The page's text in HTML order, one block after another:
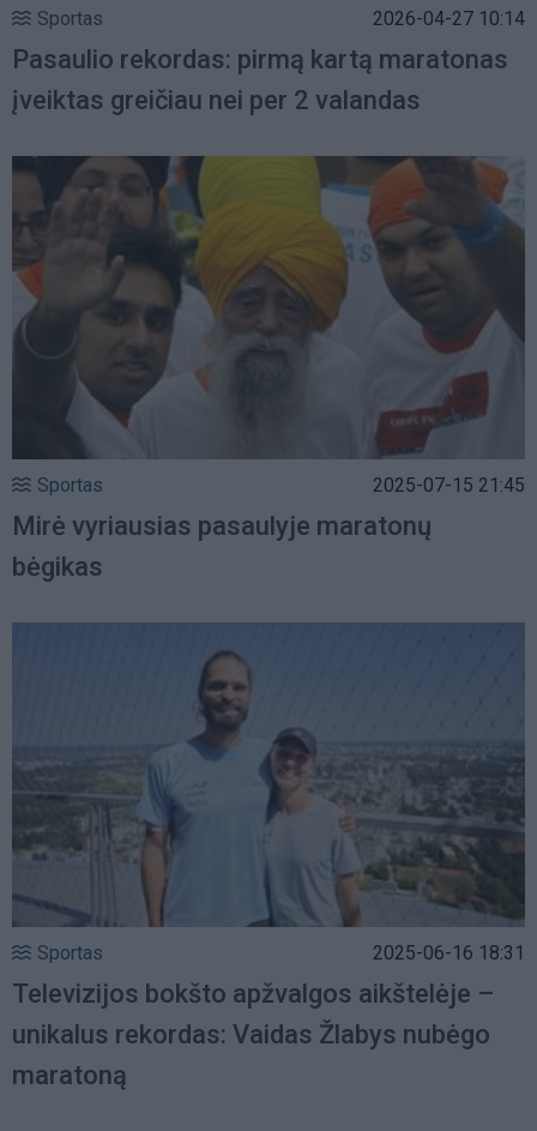
Sportas 2026-04-27 10:14
Pasaulio rekordas: pirmą kartą maratonas
įveiktas greičiau nei per 2 valandas
Sportas 2025-07-15 21:45
Mirė vyriausias pasaulyje maratonų
bėgikas
Sportas 2025-06-16 18:31
Televizijos bokšto apžvalgos aikštelėje –
unikalus rekordas: Vaidas Žlabys nubėgo
maratoną